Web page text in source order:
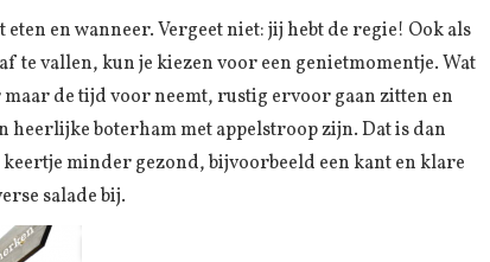
eten en wanneer. Vergeet niet: jij hebt de regie! Ook als
te vallen, kun je kiezen voor een genietmomentje. Wat
maar de tijd voor neemt, rustig ervoor gaan zitten en
heerlijke boterham met appelstroop zijn. Dat is dan
keertje minder gezond, bijvoorbeeld een kant en klare
salade bij.